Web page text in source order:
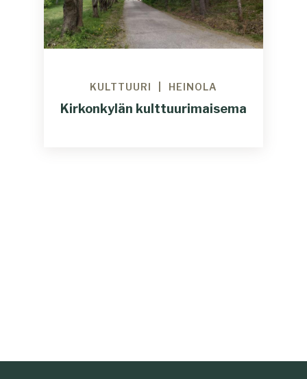
KULTTUURI HEINOLA
Kirkonkylän kulttuurimaisema